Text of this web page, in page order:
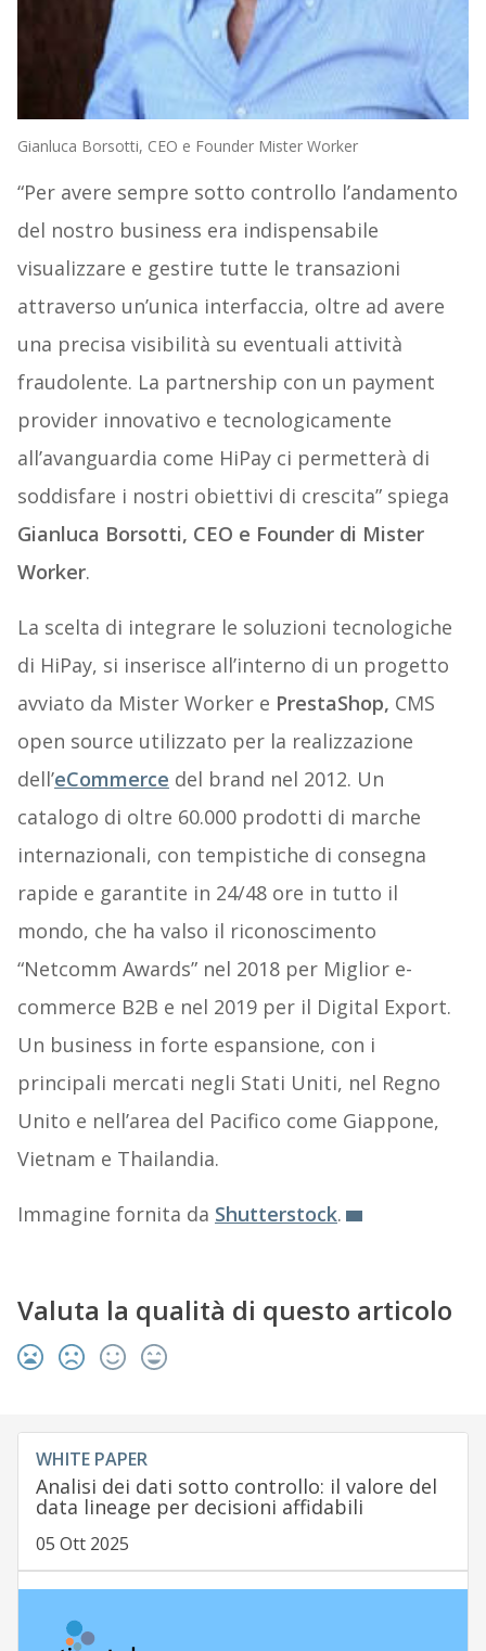
Gianluca Borsotti, CEO e Founder Mister Worker
“Per avere sempre sotto controllo l’andamento
del nostro business era indispensabile
visualizzare e gestire tutte le transazioni
attraverso un’unica interfaccia, oltre ad avere
una precisa visibilità su eventuali attività
fraudolente. La partnership con un payment
provider innovativo e tecnologicamente
all’avanguardia come HiPay ci permetterà di
soddisfare i nostri obiettivi di crescita” spiega
Gianluca Borsotti, CEO e Founder di Mister
Worker.
La scelta di integrare le soluzioni tecnologiche
di HiPay, si inserisce all’interno di un progetto
avviato da Mister Worker e PrestaShop, CMS
open source utilizzato per la realizzazione
dell’eCommerce del brand nel 2012. Un
catalogo di oltre 60.000 prodotti di marche
internazionali, con tempistiche di consegna
rapide e garantite in 24/48 ore in tutto il
mondo, che ha valso il riconoscimento
“Netcomm Awards” nel 2018 per Miglior e-
commerce B2B e nel 2019 per il Digital Export.
Un business in forte espansione, con i
principali mercati negli Stati Uniti, nel Regno
Unito e nell’area del Pacifico come Giappone,
Vietnam e Thailandia.
Immagine fornita da Shutterstock.
Valuta la qualità di questo articolo
WHITE PAPER
Analisi dei dati sotto controllo: il valore del
data lineage per decisioni affidabili
05 Ott 2025